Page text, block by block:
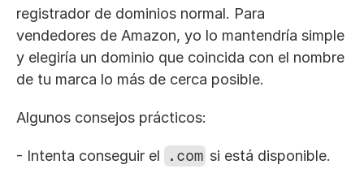
registrador de dominios normal. Para
vendedores de Amazon, yo lo mantendría simple
y elegiría un dominio que coincida con el nombre
de tu marca lo más de cerca posible.
Algunos consejos prácticos:
- Intenta conseguir el .com si está disponible.